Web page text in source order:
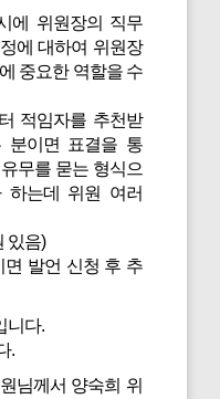
에 위원장의 직무
에 대하여 위원장
중요한 역할을 수
적임자를 추천받
분이면 표결을 통
무를 묻는 형식으
하는데 위원 여러
있음)
면 발언 신청 후 추
니다.
.
님께서 양숙희 위